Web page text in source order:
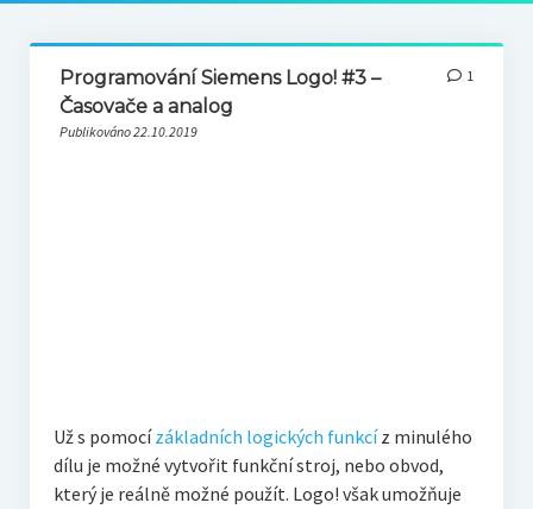
Programování Siemens Logo! #3 –
Časovače a analog
Publikováno 22.10.2019
1
Už s pomocízákladních logických funkcíz minulého
dílu je možné vytvořit funkční stroj, nebo obvod,
který je reálně možné použít. Logo! však umožňuje